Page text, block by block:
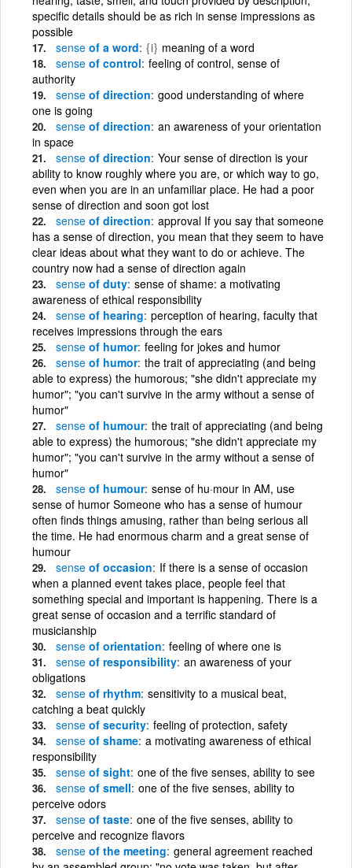
specific details should be as rich in sense impressions as
possible
sense of a word {i} meaning of a word
sense of control feeling of control, sense of
authority
sense of direction good understanding of where
one is going
sense of direction an awareness of your orientation
in space
sense of direction Your sense of direction is your
ability to know roughly where you are, or which way to go,
even when you are in an unfamiliar place. He had a poor
sense of direction and soon got lost
sense of direction approval If you say that someone
has a sense of direction, you mean that they seem to have
clear ideas about what they want to do or achieve. The
country now had a sense of direction again
sense of duty sense of shame: a motivating
awareness of ethical responsibility
sense of hearing perception of hearing, faculty that
receives impressions through the ears
sense of humor feeling for jokes and humor
sense of humor the trait of appreciating (and being
able to express) the humorous; "she didn't appreciate my
humor"; "you can't survive in the army without a sense of
humor"
sense of humour the trait of appreciating (and being
able to express) the humorous; "she didn't appreciate my
humor"; "you can't survive in the army without a sense of
humor"
sense of humour sense of hu·mour in AM, use
sense of humor Someone who has a sense of humour
often finds things amusing, rather than being serious all
the time. He had enormous charm and a great sense of
humour
sense of occasion If there is a sense of occasion
when a planned event takes place, people feel that
something special and important is happening. There is a
great sense of occasion and a terrific standard of
musicianship
sense of orientation feeling of where one is
sense of responsibility an awareness of your
obligations
sense of rhythm sensitivity to a musical beat,
catching a beat quickly
sense of security feeling of protection, safety
sense of shame a motivating awareness of ethical
responsibility
sense of sight one of the five senses, ability to see
sense of smell one of the five senses, ability to
perceive odors
sense of taste one of the five senses, ability to
perceive and recognize flavors
sense of the meeting general agreement reached